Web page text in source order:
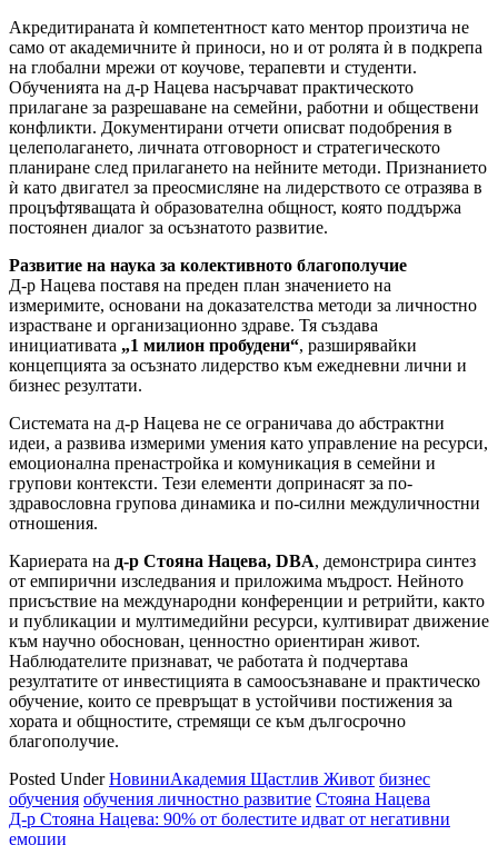
Акредитираната ѝ компетентност като ментор произтича не
само от академичните ѝ приноси, но и от ролята ѝ в подкрепа
на глобални мрежи от коучове, терапевти и студенти.
Обученията на д-р Нацева насърчават практическото
прилагане за разрешаване на семейни, работни и обществени
конфликти. Документирани отчети описват подобрения в
целеполагането, личната отговорност и стратегическото
планиране след прилагането на нейните методи. Признанието
ѝ като двигател за преосмисляне на лидерството се отразява в
процъфтяващата ѝ образователна общност, която поддържа
постоянен диалог за осъзнатото развитие.
Развитие на наука за колективното благополучие
Д-р Нацева поставя на преден план значението на
измеримите, основани на доказателства методи за личностно
израстване и организационно здраве. Тя създава
инициативата „1 милион пробудени“, разширявайки
концепцията за осъзнато лидерство към ежедневни лични и
бизнес резултати.
Системата на д-р Нацева не се ограничава до абстрактни
идеи, а развива измерими умения като управление на ресурси,
емоционална пренастройка и комуникация в семейни и
групови контексти. Тези елементи допринасят за по-
здравословна групова динамика и по-силни междуличностни
отношения.
Кариерата на д-р Стояна Нацева, DBA, демонстрира синтез
от емпирични изследвания и приложима мъдрост. Нейното
присъствие на международни конференции и ретрийти, както
и публикации и мултимедийни ресурси, култивират движение
към научно обоснован, ценностно ориентиран живот.
Наблюдателите признават, че работата ѝ подчертава
резултатите от инвестицията в самоосъзнаване и практическо
обучение, които се превръщат в устойчиви постижения за
хората и общностите, стремящи се към дългосрочно
благополучие.
Posted UnderНовиниАкадемия Щастлив Живот бизнес
обучения обучения личностно развитие Стояна Нацева
Навигация
Д-р Стояна Нацева: 90% от болестите идват от негативни
емоции